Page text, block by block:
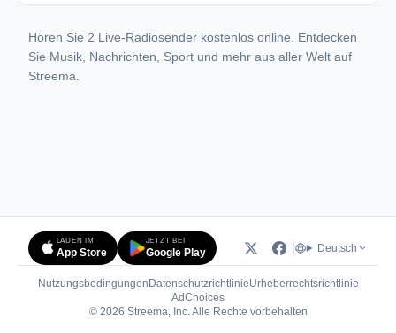
Hören Sie 2 Live-Radiosender kostenlos online. Entdecken
Sie Musik, Nachrichten, Sport und mehr aus aller Welt auf
Streema.
LADEN IM
App Store
JETZT BEI
Google Play Deutsch
Nutzungsbedingungen DatenschutzrichtlinieUrheberrechtsrichtlinie
AdChoices(öffnet in neuem Tab)
© 2026 Streema, Inc. Alle Rechte vorbehalten